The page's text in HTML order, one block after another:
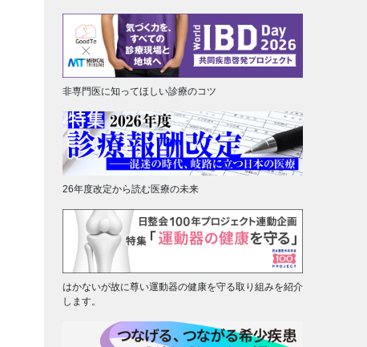
非専門医に知ってほしい診療のコツ
26年度改定から読む医療の未来
はかないが故に尊い運動器の健康を守る取り組みを紹介
します。